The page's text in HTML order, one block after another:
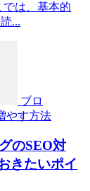
は、基本的
...
ブロ
やす方法
のSEO対
きたいポイ